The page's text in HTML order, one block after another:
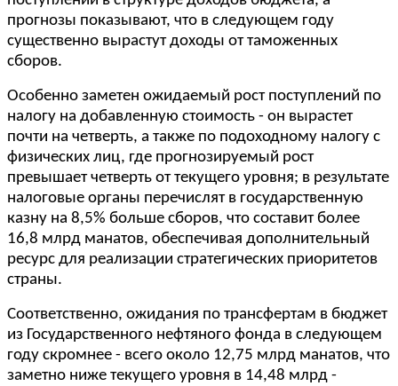
прогнозы показывают, что в следующем году
существенно вырастут доходы от таможенных
сборов.
Особенно заметен ожидаемый рост поступлений по
налогу на добавленную стоимость - он вырастет
почти на четверть, а также по подоходному налогу с
физических лиц, где прогнозируемый рост
превышает четверть от текущего уровня; в результате
налоговые органы перечислят в государственную
казну на 8,5% больше сборов, что составит более
16,8 млрд манатов, обеспечивая дополнительный
ресурс для реализации стратегических приоритетов
страны.
Соответственно, ожидания по трансфертам в бюджет
из Государственного нефтяного фонда в следующем
году скромнее - всего около 12,75 млрд манатов, что
заметно ниже текущего уровня в 14,48 млрд -